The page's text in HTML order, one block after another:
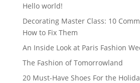
Hello world!
Decorating Master Class: 10
How to Fix Them
An Inside Look at Paris Fashion
The Fashion of Tomorrowland
20 Must-Have Shoes For the